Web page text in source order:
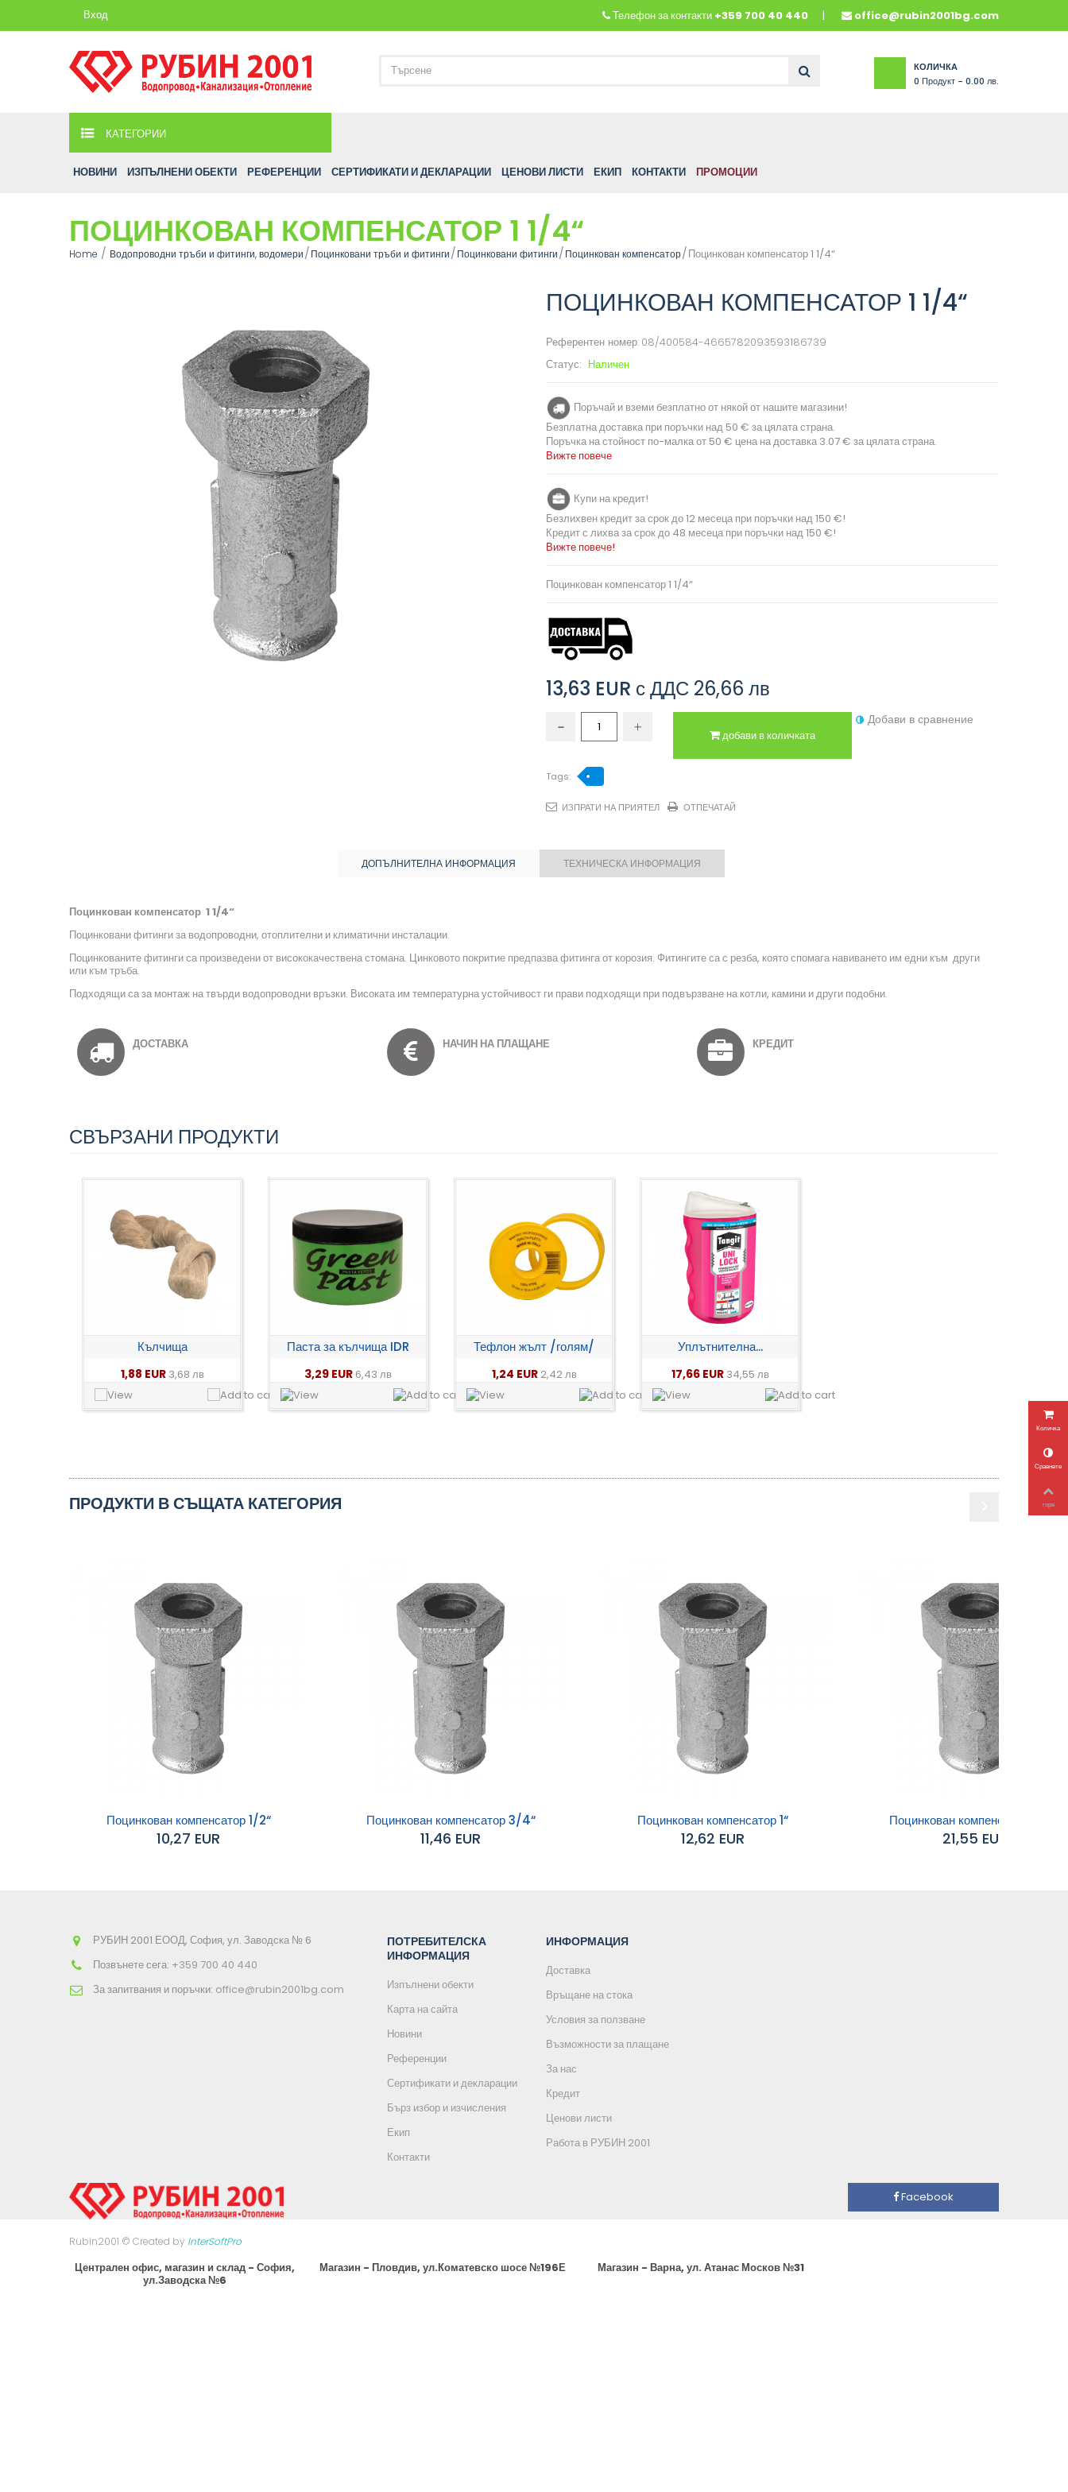
Телефон за контакти +359 700 40 440 office@rubin2001bg.com
Вход
КОЛИЧКА
0 Продукт - 0.00 лв.
КАТЕГОРИИ
НОВИНИ ИЗПЪЛНЕНИ ОБЕКТИ РЕФЕРЕНЦИИ СЕРТИФИКАТИ И ДЕКЛАРАЦИИ ЦЕНОВИ ЛИСТИ ЕКИП КОНТАКТИ ПРОМОЦИИ
ПОЦИНКОВАН КОМПЕНСАТОР 1 1/4“
Home Водопроводни тръби и фитинги, водомери Поцинковани тръби и фитинги Поцинковани фитинги Поцинкован компенсатор Поцинкован компенсатор 1 1/4“
ПОЦИНКОВАН КОМПЕНСАТОР 1 1/4“
Референтен номер: 08/400584-4665782093593186739
Статус: Наличен
Поръчай и вземи безплатно от някой от нашите магазини!
Безплатна доставка при поръчки над 50 € за цялата страна.
Поръчка на стойност по-малка от 50 € цена на доставка 3.07 € за цялата страна.
Вижте повече
Купи на кредит!
Безлихвен кредит за срок до 12 месеца при поръчки над 150 €!
Кредит с лихва за срок до 48 месеца при поръчки над 150 €!
Вижте повече!
Поцинкован компенсатор 1 1/4“
13,63 EUR с ДДС 26,66 лв
добави в количката
Добави в сравнение
Tags:
ИЗПРАТИ НА ПРИЯТЕЛ ОТПЕЧАТАЙ
ДОПЪЛНИТЕЛНА ИНФОРМАЦИЯ ТЕХНИЧЕСКА ИНФОРМАЦИЯ
Поцинкован компенсатор 1 1/4“
Поцинковани фитинги за водопроводни, отоплителни и климатични инсталации.
Поцинкованите фитинги са произведени от висококачествена стомана. Цинковото покритие предпазва фитинга от корозия. Фитингите са с резба, която спомага навиването им едни към други
или към тръба.
Подходящи са за монтаж на твърди водопроводни връзки. Високата им температурна устойчивост ги прави подходящи при подвързване на котли, камини и други подобни.
ДОСТАВКА НАЧИН НА ПЛАЩАНЕ КРЕДИТ
СВЪРЗАНИ ПРОДУКТИ
Кълчища
1,88 EUR 3,68 лв
Паста за кълчища IDR
3,29 EUR 6,43 лв
Тефлон жълт /голям/
1,24 EUR 2,42 лв
Уплътнителна...
17,66 EUR 34,55 лв
ПРОДУКТИ В СЪЩАТА КАТЕГОРИЯ
Поцинкован компенсатор 1/2“
10,27 EUR
Поцинкован компенсатор 3/4“
11,46 EUR
Поцинкован компенсатор 1“
12,62 EUR
Поцинкован компенсатор 1 1/2“
21,55 EUR
РУБИН 2001 ЕООД, София, ул. Заводска № 6
Позвънете сега: +359 700 40 440
За запитвания и поръчки: office@rubin2001bg.com
ПОТРЕБИТЕЛСКА
ИНФОРМАЦИЯ
Изпълнени обекти
Карта на сайта
Новини
Референции
Сертификати и декларации
Бърз избор и изчисления
Екип
Контакти
ИНФОРМАЦИЯ
Доставка
Връщане на стока
Условия за ползване
Възможности за плащане
За нас
Кредит
Ценови листи
Работа в РУБИН 2001
Facebook
Rubin2001 © Created by InterSoftPro
Централен офис, магазин и склад - София,
ул.Заводска №6
Магазин - Пловдив, ул.Коматевско шосе №196Е Магазин - Варна, ул. Атанас Москов №31
Количка
Сравнете
горе